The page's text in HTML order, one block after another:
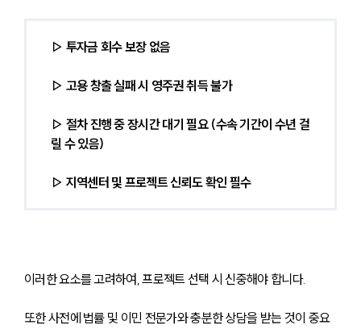
▷ 투자금 회수 보장 없음
▷ 고용 창출 실패 시 영주권 취득 불가
▷ 절차 진행 중 장시간 대기 필요 (수속 기간이 수년 걸
릴 수 있음)
▷ 지역센터 및 프로젝트 신뢰도 확인 필수
이러한 요소를 고려하여, 프로젝트 선택 시 신중해야 합니다.
또한 사전에 법률 및 이민 전문가와 충분한 상담을 받는 것이 중요